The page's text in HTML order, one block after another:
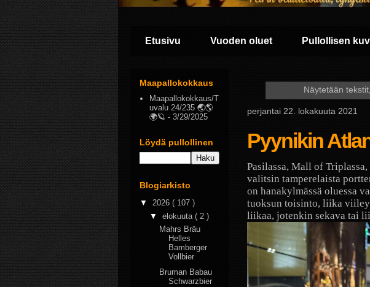
Etusivu Vuoden oluet Pullollisen
Näytetään
perjantai 22. lokakuuta 2021
Pyynikin
Pasilassa, Mall of
valitsin tamperelaista
on hanakylmässä oluessa
tuoksun toisinto, liika
liikaa, jotenkin sekava tai
Maapallokokkaus
Maapallokokkaus/T
uvalu 24/235 🌏🌎
🌍🪐 - 3/29/2025
Löydä pullollinen
Blogiarkisto
▼ 2026 ( 107 )
▼ elokuuta ( 2 )
Mahrs Bräu
Helles
Bamberger
Vollbier
Bruman Babau
Schwarzbier